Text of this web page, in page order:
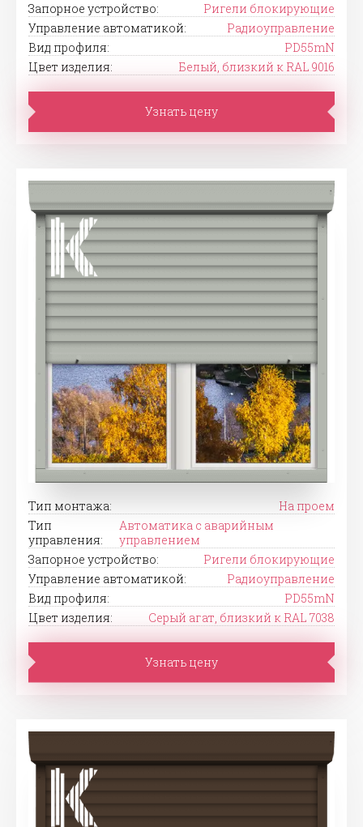
Запорное устройство:
Ригели блокирующие
Управление автоматикой:
Радиоуправление
Вид профиля:
PD55mN
Цвет изделия:
Белый, близкий к RAL 9016
Узнать цену
Тип монтажа:
На проем
Тип
управления:
Автоматика с аварийным
управлением
Запорное устройство:
Ригели блокирующие
Управление автоматикой:
Радиоуправление
Вид профиля:
PD55mN
Цвет изделия:
Серый агат, близкий к RAL 7038
Узнать цену